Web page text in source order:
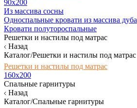
90х200
Из массива сосны
Односпальные кровати из массива дуба
Кровати полутороспальные
Решетки и настилы под матрас
Назад
Каталог/Решетки и настилы под матрас
Решетки и настилы под матрас
160х200
Спальные гарнитуры
Назад
Каталог/Спальные гарнитуры